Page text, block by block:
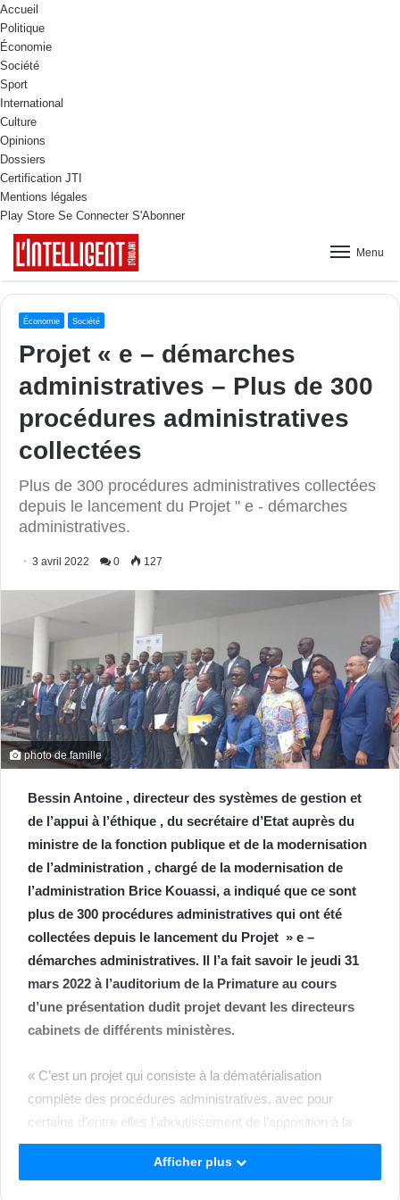
Accueil
Politique
Économie
Société
Sport
International
Culture
Opinions
Dossiers
Certification JTI
Mentions légales
Play Store Se Connecter S'Abonner
Menu
Économie Société
Projet « e – démarches
administratives – Plus de 300
procédures administratives
collectées
Plus de 300 procédures administratives collectées
depuis le lancement du Projet " e - démarches
administratives.
3 avril 2022 0 127
photo de famille
Bessin Antoine , directeur des systèmes de gestion et
de l’appui à l’éthique , du secrétaire d’Etat auprès du
ministre de la fonction publique et de la modernisation
de l’administration , chargé de la modernisation de
l’administration Brice Kouassi, a indiqué que ce sont
plus de 300 procédures administratives qui ont été
collectées depuis le lancement du Projet » e –
démarches administratives. Il l’a fait savoir le jeudi 31
mars 2022 à l’auditorium de la Primature au cours
d’une présentation dudit projet devant les directeurs
cabinets de différents ministères.
« C’est un projet qui consiste à la dématérialisation
complète des procédures administratives, avec pour
certains d’entre elles l’aboutissement de l’apposition à la
signature électronique. L’objectif est donc de mettre en
place une Administration numérique, unique moderne ,
Afficher plus